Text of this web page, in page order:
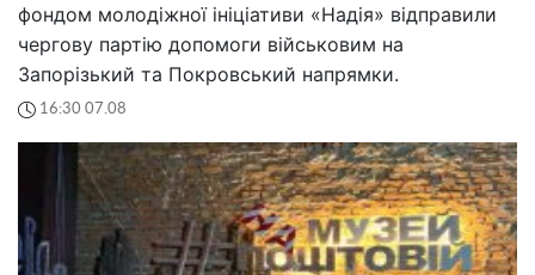
фондом молодіжної ініціативи «Надія» відправили
чергову партію допомоги військовим на
Запорізький та Покровський напрямки.
16:30 07.08